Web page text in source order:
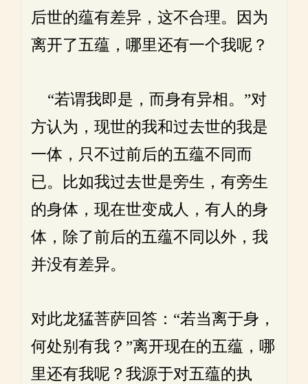
后世的蕴有差异，这不合理。因为
离开了五蕴，哪里还有一个我呢？
“若谓我即是，而身有异相。”对
方认为，现世的我和过去世的我是
一体，只不过前后的五蕴不同而
已。比如我过去世是旁生，有旁生
的身体，现在世变成人，有人的身
体，除了前后的五蕴不同以外，我
并没有差异。
对此龙猛菩萨回答：“若当离于身，
何处别有我？”离开现在的五蕴，哪
里还有我呢？我源于对五蕴的执